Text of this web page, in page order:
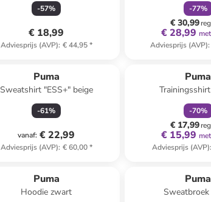
-57%
€ 18,99
Adviesprijs (AVP): € 44,95*
-77%
€ 30,99
€ 28,99
Adviesprijs (AVP):
Puma
Sweatshirt "ESS+" beige
-61%
vanaf: € 22,99
Adviesprijs (AVP): € 60,00*
Puma
-70%
€ 17,99
€ 15,99
Adviesprijs (AVP):
Puma
Hoodie zwart
Puma